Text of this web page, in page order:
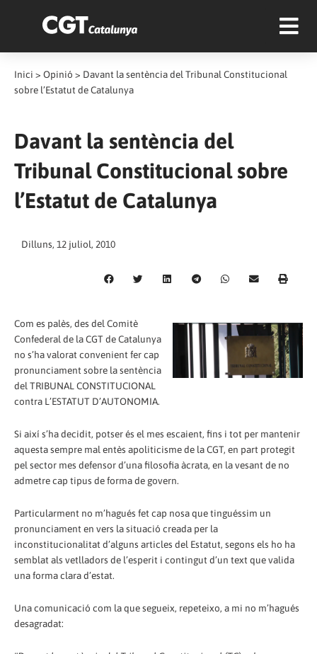
Inici > Opinió > Davant la sentència del Tribunal Constitucional
sobre l’Estatut de Catalunya
Davant la sentència del
Tribunal Constitucional sobre
l’Estatut de Catalunya
Dilluns, 12 juliol, 2010
Com es palès, des del Comitè
Confederal de la CGT de Catalunya
no s’ha valorat convenient fer cap
pronunciament sobre la sentència
del TRIBUNAL CONSTITUCIONAL
contra L’ESTATUT D’AUTONOMIA.
Si així s’ha decidit, potser és el mes escaient, fins i tot per mantenir
aquesta sempre mal entès apoliticisme de la CGT, en part protegit
pel sector mes defensor d’una filosofia àcrata, en la vesant de no
admetre cap tipus de forma de govern.
Particularment no m’hagués fet cap nosa que tinguéssim un
pronunciament en vers la situació creada per la
inconstitucionalitat d’alguns articles del Estatut, segons els ho ha
semblat als vetlladors de l’esperit i contingut d’un text que valida
una forma clara d’estat.
Una comunicació com la que segueix, repeteixo, a mi no m’hagués
desagradat: